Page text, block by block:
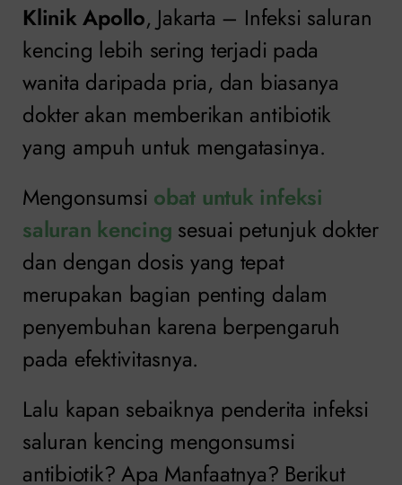
Klinik Apollo, Jakarta – Infeksi saluran
kencing lebih sering terjadi pada
wanita daripada pria, dan biasanya
dokter akan memberikan antibiotik
yang ampuh untuk mengatasinya.
Mengonsumsi obat untuk infeksi
saluran kencing sesuai petunjuk dokter
dan dengan dosis yang tepat
merupakan bagian penting dalam
penyembuhan karena berpengaruh
pada efektivitasnya.
Lalu kapan sebaiknya penderita infeksi
saluran kencing mengonsumsi
antibiotik? Apa Manfaatnya? Berikut